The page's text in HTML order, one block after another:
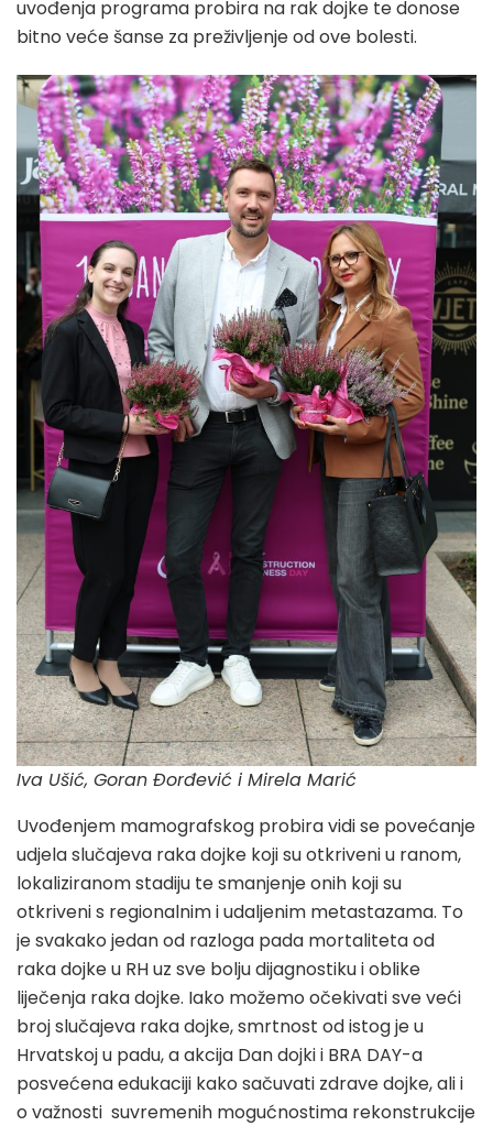
uvođenja programa probira na rak dojke te donose
bitno veće šanse za preživljenje od ove bolesti.
Iva Ušić, Goran Đorđević i Mirela Marić
Uvođenjem mamografskog probira vidi se povećanje
udjela slučajeva raka dojke koji su otkriveni u ranom,
lokaliziranom stadiju te smanjenje onih koji su
otkriveni s regionalnim i udaljenim metastazama. To
je svakako jedan od razloga pada mortaliteta od
raka dojke u RH uz sve bolju dijagnostiku i oblike
liječenja raka dojke. Iako možemo očekivati sve veći
broj slučajeva raka dojke, smrtnost od istog je u
Hrvatskoj u padu, a akcija Dan dojki i BRA DAY-a
posvećena edukaciji kako sačuvati zdrave dojke, ali i
o važnosti suvremenih mogućnostima rekonstrukcije